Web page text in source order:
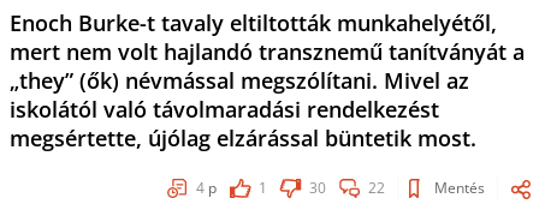
Enoch Burke-t tavaly eltiltották munkahelyétől,
mert nem volt hajlandó transznemű tanítványát a
„they” (ők) névmással megszólítani. Mivel az
iskolától való távolmaradási rendelkezést
megsértette, újólag elzárással büntetik most.
4 p 1 30 22 Mentés